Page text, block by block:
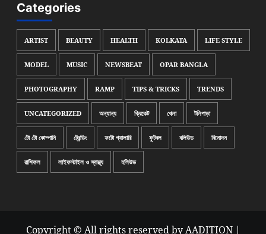
Categories
ARTIST BEAUTY HEALTH KOLKATA LIFE STYLE
MODEL MUSIC NEWSBEAT OPAR BANGLA
PHOTOGRAPHY RAMP TIPS & TRICKS TRENDS
UNCATEGORIZED অন্যান্য ক্রিকেট খেলা টলিপাড়া
টো টো কোম্পানি ট্রেন্ডিং ফটো গ্যালারি ফুটবল বলিউড বিনোদন
রাশিফল লাইফস্টাইল ও স্বাস্থ্য হলিউড
Copyright © All rights reserved by AADITION |